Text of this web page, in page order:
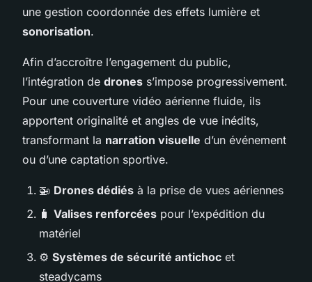
une gestion coordonnée des effets lumière et
sonorisation.
Afin d’accroître l’engagement du public,
l’intégration de drones s’impose progressivement.
Pour une couverture vidéo aérienne fluide, ils
apportent originalité et angles de vue inédits,
transformant la narration visuelle d’un événement
ou d’une captation sportive.
🚁 Drones dédiés à la prise de vues aériennes
🧳 Valises renforcées pour l’expédition du
matériel
⚙️ Systèmes de sécurité antichoc et
steadycams